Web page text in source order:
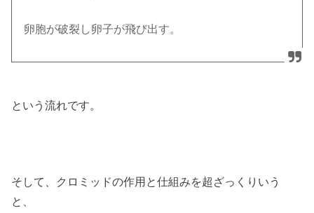
卵胞が破裂し卵子が飛び出す。
という流れです。
そして、クロミッドの作用と仕組みを超ざっくりいう
と、